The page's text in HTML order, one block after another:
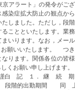
アラート」の発令がご
染症拡大防止の観点か
しました。ただし，段
ことといたします。業
いります。なお，メー
お願いいたします。 つ
ります。関係各位の皆
くお願い申し上げます。
。 謹白 記 １． 継 続
段階的出勤期間 同